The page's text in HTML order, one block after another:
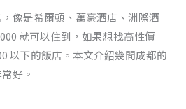
像是希爾頓、萬豪酒店、洲際酒
就可以住到，如果想找高性價
以下的飯店。本文介紹幾間成都的
好。